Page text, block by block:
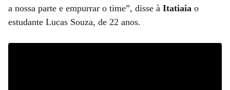
a nossa parte e empurrar o time”, disse à Itatiaia o
estudante Lucas Souza, de 22 anos.